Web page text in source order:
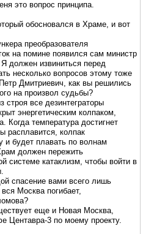
это вопрос принципа.
обосновался в Храме, и вот
преобразователя
на помине появился сам министр
должен извиниться перед
несколько вопросов этому тоже
Дмитриевич, как вы решились
на произвол судьбы?
все дезинтеграторы
энергетическим колпаком,
температура достигнет
расплавится, колпак
и будет плавать по волнам
должен пережить
системе катаклизм, чтобы войти в
спасение вами всего лишь
Москва погибает,
еще и Новая Москва,
Центавра-3 по моему проекту.